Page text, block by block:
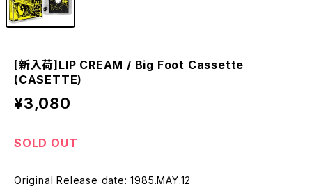
[新入荷]LIP CREAM / Big Foot Cassette
(CASETTE)
¥3,080
SOLD OUT
Original Release date: 1985.MAY.12